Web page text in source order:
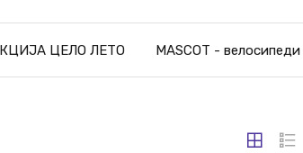
ЦЕЛО ЛЕТО MASCOT - велосипеди